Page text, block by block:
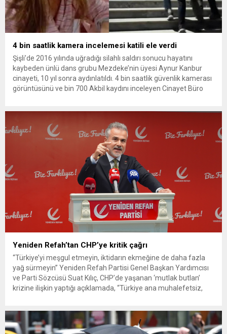
4 bin saatlik kamera incelemesi katili ele verdi
Şişli’de 2016 yılında uğradığı silahlı saldırı sonucu hayatını
kaybeden ünlü dans grubu Mezdeke’nin üyesi Aynur Kanbur
cinayeti, 10 yıl sonra aydınlatıldı. 4 bin saatlik güvenlik kamerası
görüntüsünü ve bin 700 Akbil kaydını inceleyen Cinayet Büro
Yeniden Refah’tan CHP’ye kritik çağrı
“Türkiye’yi meşgul etmeyin, iktidarın ekmeğine de daha fazla
yağ sürmeyin” Yeniden Refah Partisi Genel Başkan Yardımcısı
ve Parti Sözcüsü Suat Kılıç, CHP’de yaşanan ‘mutlak butlan’
krizine ilişkin yaptığı açıklamada, “Türkiye ana muhalefetsiz,
olun. Türkiye’yi...